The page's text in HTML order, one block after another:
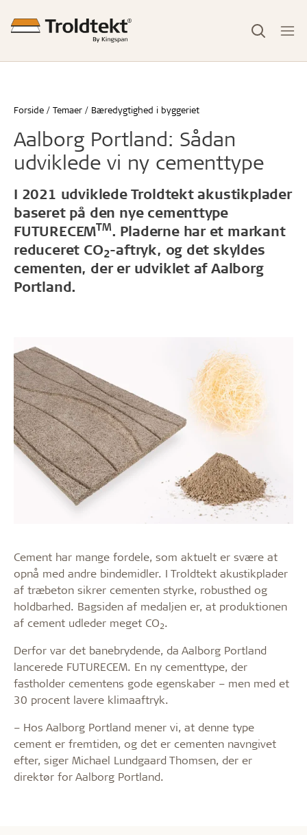
Forside Temaer Bæredygtighed i byggeriet
Aalborg Portland: Sådan
udviklede vi ny cementtype
I 2021 udviklede Troldtekt akustikplader
baseret på den nye cementtype
FUTURECEMTM. Pladerne har et markant
reduceret CO2-aftryk, og det skyldes
cementen, der er udviklet af Aalborg
Portland.
Cement har mange fordele, som aktuelt er svære at
opnå med andre bindemidler. I Troldtekt akustikplader
af træbeton sikrer cementen styrke, robusthed og
holdbarhed. Bagsiden af medaljen er, at produktionen
af cement udleder meget CO2.
Derfor var det banebrydende, da Aalborg Portland
lancerede FUTURECEM. En ny cementtype, der
fastholder cementens gode egenskaber – men med et
30 procent lavere klimaaftryk.
– Hos Aalborg Portland mener vi, at denne type
cement er fremtiden, og det er cementen navngivet
efter, siger Michael Lundgaard Thomsen, der er
direktør for Aalborg Portland.